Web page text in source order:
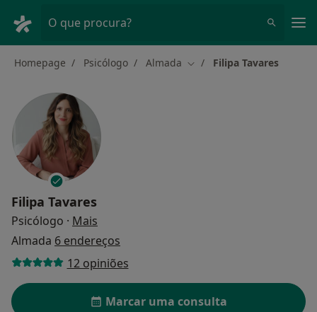
O que procura?
Homepage Psicólogo Almada Mudar de cidade
Filipa Tavares
Filipa Tavares
Psicólogo · Mais
Almada 6 endereços
12 opiniões
Marcar uma consulta